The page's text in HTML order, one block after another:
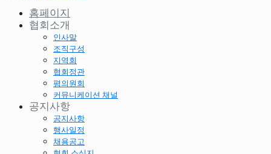
홈페이지
협회소개
인사말
조직구성
지역회
협회정관
평의원회
커뮤니케이션 채널
공지사항
공지사항
행사일정
채용공고